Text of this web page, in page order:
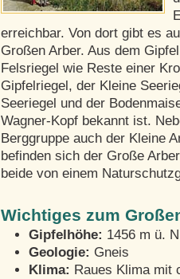
erreichbar. Von dort gibt es
Großen Arber. Aus dem
Felsriegel wie Reste einer
Gipfelriegel, der Kleine
Seeriegel und der
Wagner-Kopf bekannt ist.
Berggruppe auch der Kleine
befinden sich der Große
beide von einem
Wichtiges zum
Gipfelhöhe: 1456 m ü.
Geologie: Gneis
Klima: Raues Klima mit